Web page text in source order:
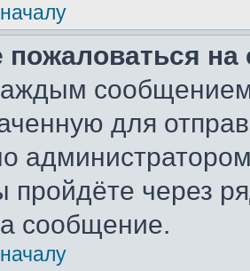
пожаловаться
сообщением
для
пройдёте через
сообщение.